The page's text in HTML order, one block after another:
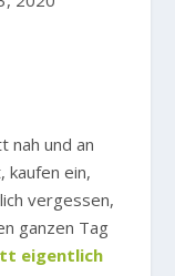
nah und an
kaufen ein,
vergessen,
ganzen Tag
eigentlich